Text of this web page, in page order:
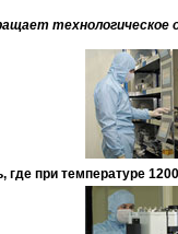
технологическое
где при температуре